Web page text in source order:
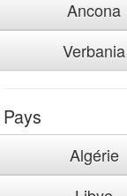
Ancona
Verbania
Pays
Algérie